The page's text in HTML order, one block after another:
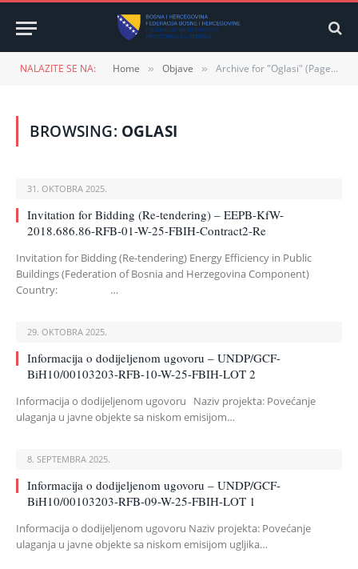
NALAZITE SE NA: Home » Objave » Archive for "Oglasi" (Page 2)
BROWSING: OGLASI
31. OKTOBRA 2025.
Invitation for Bidding (Re-tendering) – EEPB-KfW-
2018.686.86-RFB-01-W-25-FBIH-Contract2-Re
Invitation for Bidding (Re-tendering) Energy Efficiency in Public
Buildings (Federation of Bosnia and Herzegovina Component)
Country: …
29. OKTOBRA 2025.
Informacija o dodijeljenom ugovoru – UNDP/GCF-
BiH10/00103203-RFB-10-W-25-FBIH-LOT 2
Informacija o dodijeljenom ugovoru Naziv projekta: Povećanje
ulaganja u javne objekte sa niskom emisijom…
8. SEPTEMBRA 2025.
Informacija o dodijeljenom ugovoru – UNDP/GCF-
BiH10/00103203-RFB-09-W-25-FBIH-LOT 1
Informacija o dodijeljenom ugovoru Naziv projekta: Povećanje
ulaganja u javne objekte sa niskom emisijom ugljika…